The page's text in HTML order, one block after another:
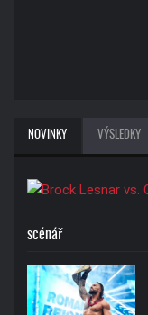
NOVINKY VÝSLEDKY
scénář